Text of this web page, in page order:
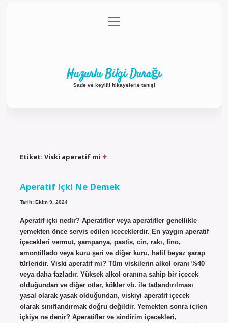
Gizlilik Politikası
menüyü
aç
Huzurlu Bilgi Durağı
Sade ve keyifli hikayelerle tanış!
Etiket: Viski aperatif mi
Aperatif Içki Ne Demek
Tarih: Ekim 9, 2024
Aperatif içki nedir? Aperatifler veya aperatifler genellikle
yemekten önce servis edilen içeceklerdir. En yaygın aperatif
içecekleri vermut, şampanya, pastis, cin, rakı, fino,
amontillado veya kuru şeri ve diğer kuru, hafif beyaz şarap
türleridir. Viski aperatif mi? Tüm viskilerin alkol oranı %40
veya daha fazladır. Yüksek alkol oranına sahip bir içecek
olduğundan ve diğer otlar, kökler vb. ile tatlandırılması
yasal olarak yasak olduğundan, viskiyi aperatif içecek
olarak sınıflandırmak doğru değildir. Yemekten sonra içilen
içkiye ne denir? Aperatifler ve sindirim içecekleri,